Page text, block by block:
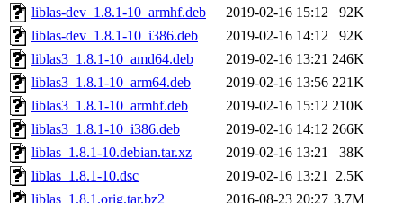
liblas-dev_1.8.1-10_armhf.deb
2019-02-16 15:12
92K
liblas-dev_1.8.1-10_i386.deb
2019-02-16 14:12
92K
liblas3_1.8.1-10_amd64.deb
2019-02-16 13:21 246K
liblas3_1.8.1-10_arm64.deb
2019-02-16 13:56 221K
liblas3_1.8.1-10_armhf.deb
2019-02-16 15:12 210K
liblas3_1.8.1-10_i386.deb
2019-02-16 14:12 266K
liblas_1.8.1-10.debian.tar.xz
2019-02-16 13:21
38K
liblas_1.8.1-10.dsc
2019-02-16 13:21 2.5K
liblas_1.8.1.orig.tar.bz2
2016-08-23 20:27 3.7M